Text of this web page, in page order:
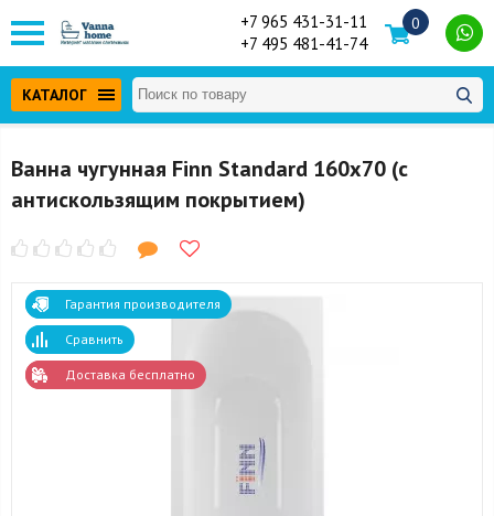
+7 965 431-31-11
+7 495 481-41-74
0
КАТАЛОГ
Ванна чугунная Finn Standard 160x70 (с
антискользящим покрытием)
Гарантия производителя
Сравнить
Доставка бесплатно